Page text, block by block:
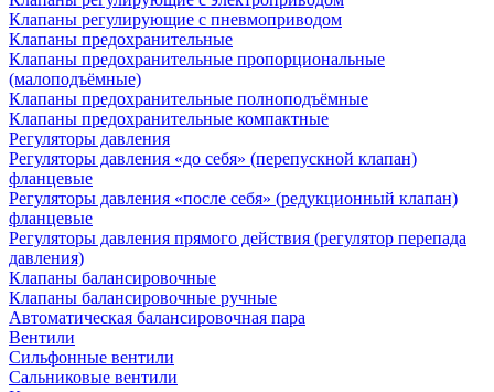
Клапаны регулирующие с пневмоприводом
Клапаны предохранительные
Клапаны предохранительные пропорциональные
(малоподъёмные)
Клапаны предохранительные полноподъёмные
Клапаны предохранительные компактные
Регуляторы давления
Регуляторы давления «до себя» (перепускной клапан)
фланцевые
Регуляторы давления «после себя» (редукционный клапан)
фланцевые
Регуляторы давления прямого действия (регулятор перепада
давления)
Клапаны балансировочные
Клапаны балансировочные ручные
Автоматическая балансировочная пара
Вентили
Сильфонные вентили
Сальниковые вентили